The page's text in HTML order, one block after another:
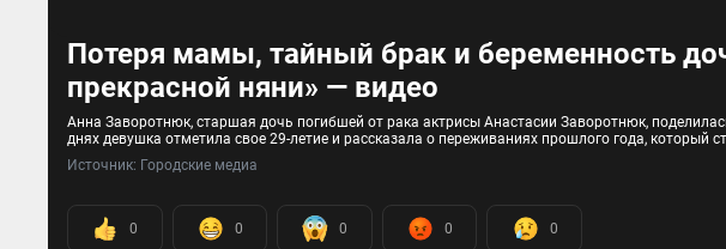
Потеря мамы, тайный брак и беременность
прекрасной няни» — видео
Анна Заворотнюк, старшая дочь погибшей от рака актрисы Анастасии Заворотнюк,
днях девушка отметила свое 29-летие и рассказала о переживаниях прошлого года, который
Источник: Городские медиа
0 0 0 0 0